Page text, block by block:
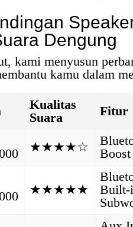
Dengung
kami menyusun
kamu dalam
Kualitas
Suara
Fitur
★★★★☆
Boost
★★★★★
Built-